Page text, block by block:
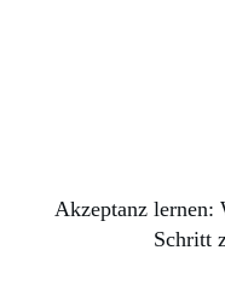
Akzeptanz lernen:
Schritt